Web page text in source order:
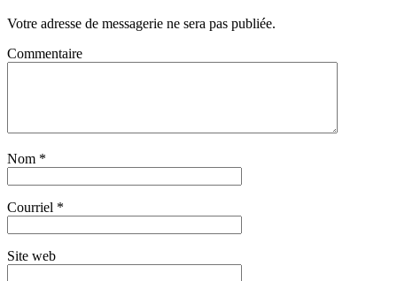
Votre adresse de messagerie ne sera pas publiée.
Commentaire
Nom *
Courriel *
Site web